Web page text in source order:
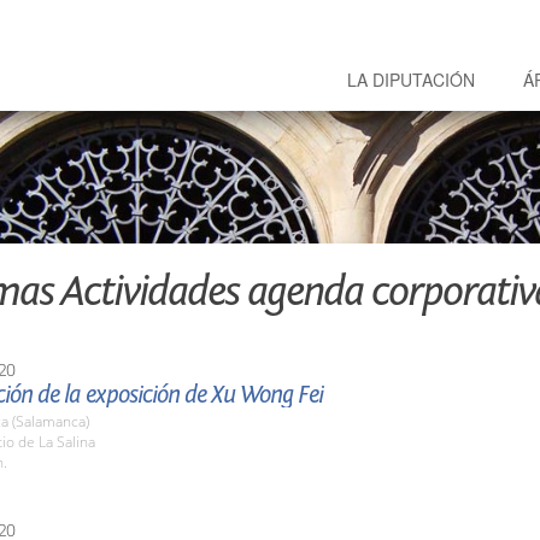
LA DIPUTACIÓN
Actividades agenda
de la exposición de Xu Wong Fei
(Salamanca)
de La Salina